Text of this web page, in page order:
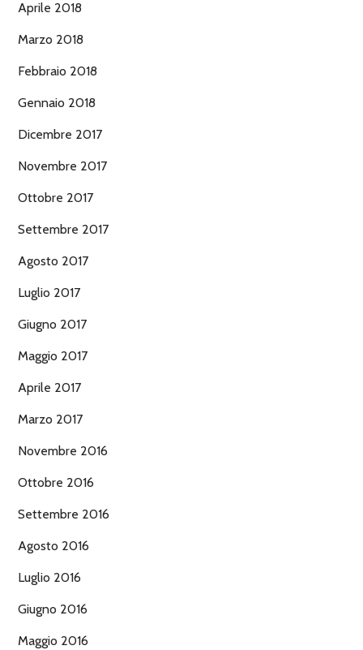
Aprile 2018
Marzo 2018
Febbraio 2018
Gennaio 2018
Dicembre 2017
Novembre 2017
Ottobre 2017
Settembre 2017
Agosto 2017
Luglio 2017
Giugno 2017
Maggio 2017
Aprile 2017
Marzo 2017
Novembre 2016
Ottobre 2016
Settembre 2016
Agosto 2016
Luglio 2016
Giugno 2016
Maggio 2016